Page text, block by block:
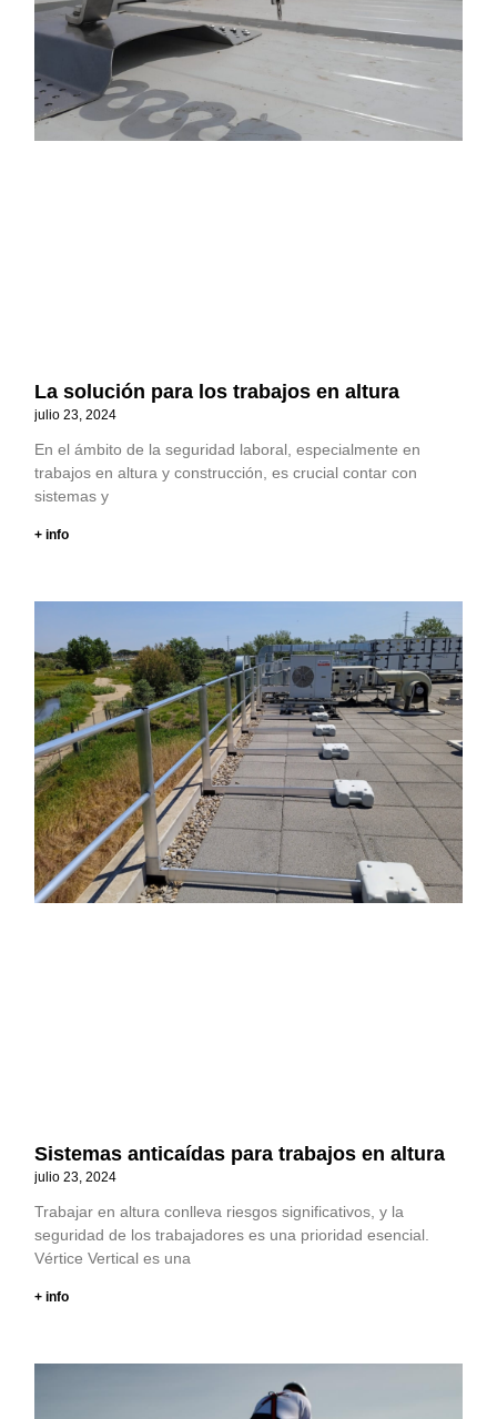
La solución para los trabajos en altura
julio 23, 2024
En el ámbito de la seguridad laboral, especialmente en
trabajos en altura y construcción, es crucial contar con
sistemas y
+ info
Sistemas anticaídas para trabajos en altura
julio 23, 2024
Trabajar en altura conlleva riesgos significativos, y la
seguridad de los trabajadores es una prioridad esencial.
Vértice Vertical es una
+ info